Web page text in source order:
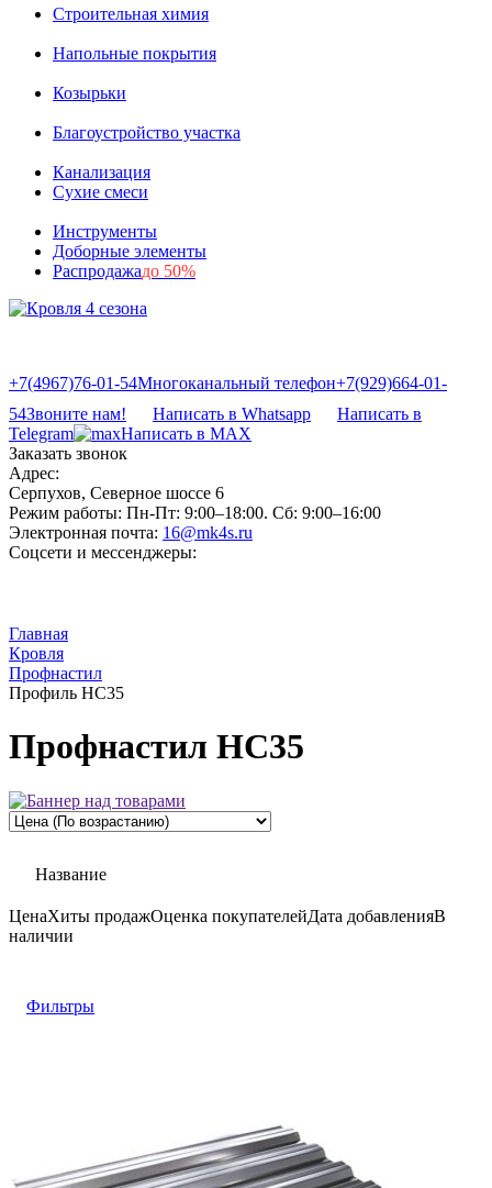
Строительная химия
Напольные покрытия
Козырьки
Благоустройство участка
Канализация
Сухие смеси
Инструменты
Доборные элементы
Распродажадо 50%
+7(4967)76-01-54Многоканальный телефон+7(929)664-01-
54Звоните нам! Написать в Whatsapp
Написать в
Telegram
Написать в MAX
Заказать звонок
Адрес:
Серпухов, Северное шоссе 6
Режим работы: Пн-Пт: 9:00–18:00. Сб: 9:00–16:00
Электронная почта: 16@mk4s.ru
Соцсети и мессенджеры:
Главная
Кровля
Профнастил
Профиль НС35
Профнастил НС35
Название
ЦенаХиты продажОценка покупателейДата добавленияВ
наличии
Фильтры